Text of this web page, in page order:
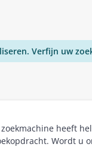
Verfijn uw
zoekmachine heeft
Wordt u